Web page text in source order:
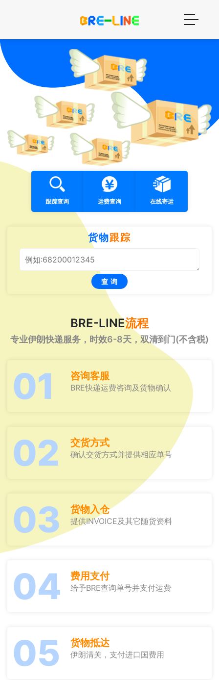
跟踪查询 运费查询 在线寄运
货物跟踪
查 询
BRE-LINE流程
专业伊朗快递服务，时效6-8天，双清到门(不含税)
01 咨询客服
BRE快递运费咨询及货物确认
02 交货方式
确认交货方式并提供相应单号
03 货物入仓
提供INVOICE及其它随货资料
04 费用支付
给予BRE查询单号并支付运费
05 货物抵达
伊朗清关，支付进口国费用